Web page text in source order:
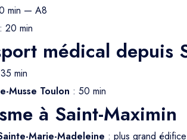
min — A8
: 20 min
médical depuis
min
Musse Toulon : 50 min
à Saint-Maximin
Marie-Madeleine : plus grand